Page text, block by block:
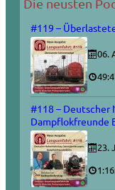
#119 –
06.
#118 – Deutscher
Dampflokfreunde
23.